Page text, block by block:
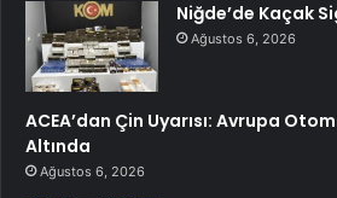
Niğde’de Kaçak
Ağustos 6, 2026
ACEA’dan Çin Uyarısı: Avrupa
Altında
Ağustos 6, 2026